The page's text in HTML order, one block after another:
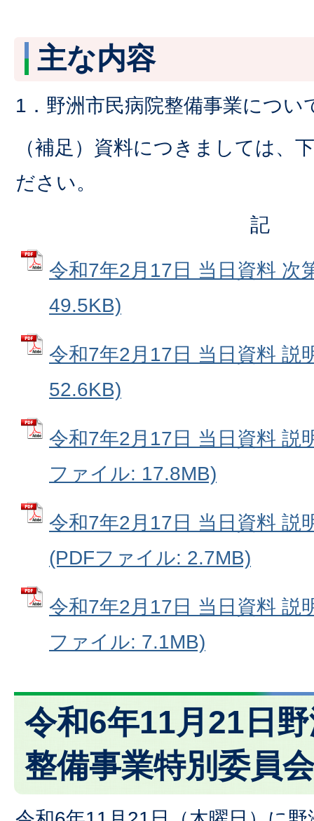
主な内容
1．野洲市民病院整備事業につい
（補足）資料につきましては、
ださい。
記
令和7年2月17日 当日資料 次
49.5KB)
令和7年2月17日 当日資料 説
52.6KB)
令和7年2月17日 当日資料 説
ファイル: 17.8MB)
令和7年2月17日 当日資料 説
(PDFファイル: 2.7MB)
令和7年2月17日 当日資料 説
ファイル: 7.1MB)
令和6年11月21日
整備事業特別委員